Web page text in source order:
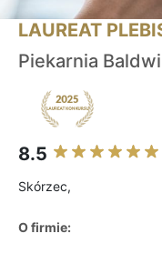
LAUREAT
Piekarnia
8.5
Skórzec,
O firmie: